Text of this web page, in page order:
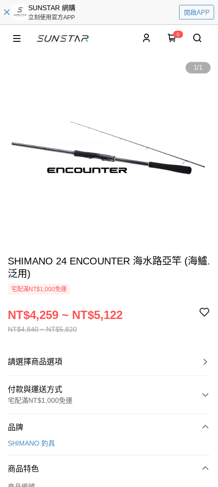
SUNSTAR 網購
立刻使用官方APP
開啟APP
0
1/1
SHIMANO 24 ENCOUNTER 海水路亞竿 (海鱸.
泛用)
宅配滿NT$1,000免運
NT$4,840 ~ NT$5,820
NT$4,259 ~ NT$5,122
請選擇商品選項
付款與運送方式
宅配滿NT$1,000免運
信用卡一次付款
3 期 0 利率 每期
合作金庫商業銀行
品牌
SHIMANO 釣具
商品特色